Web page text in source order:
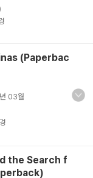
(Paperbac
03월
the Search f